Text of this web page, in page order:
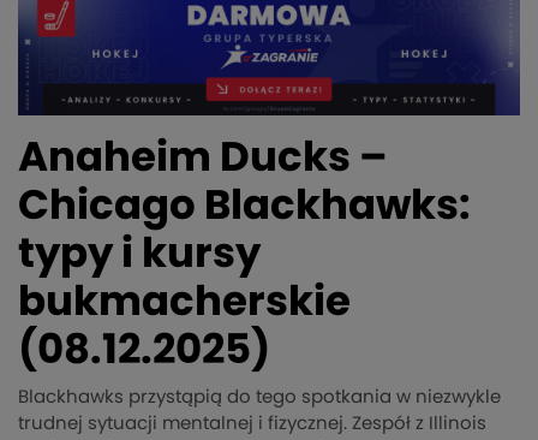
Anaheim Ducks –
Chicago Blackhawks:
typy i kursy
bukmacherskie
(08.12.2025)
Blackhawks przystąpią do tego spotkania w niezwykle
trudnej sytuacji mentalnej i fizycznej. Zespół z Illinois